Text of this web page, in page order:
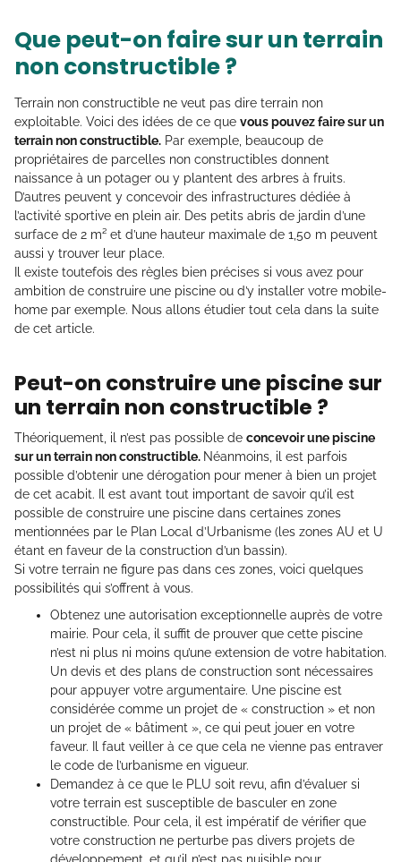
Que peut-on faire sur un terrain
non constructible ?
Terrain non constructible ne veut pas dire terrain non
exploitable. Voici des idées de ce que vous pouvez faire sur un
terrain non constructible. Par exemple, beaucoup de
propriétaires de parcelles non constructibles donnent
naissance à un potager ou y plantent des arbres à fruits.
D’autres peuvent y concevoir des infrastructures dédiée à
l’activité sportive en plein air. Des petits abris de jardin d’une
surface de 2 m² et d’une hauteur maximale de 1,50 m peuvent
aussi y trouver leur place.
Il existe toutefois des règles bien précises si vous avez pour
ambition de construire une piscine ou d’y installer votre mobile-
home par exemple. Nous allons étudier tout cela dans la suite
de cet article.
Peut-on construire une piscine sur
un terrain non constructible ?
Théoriquement, il n’est pas possible de concevoir une piscine
sur un terrain non constructible. Néanmoins, il est parfois
possible d’obtenir une dérogation pour mener à bien un projet
de cet acabit. Il est avant tout important de savoir qu’il est
possible de construire une piscine dans certaines zones
mentionnées par le Plan Local d’Urbanisme (les zones AU et U
étant en faveur de la construction d’un bassin).
Si votre terrain ne figure pas dans ces zones, voici quelques
possibilités qui s’offrent à vous.
Obtenez une autorisation exceptionnelle auprès de votre
mairie. Pour cela, il suffit de prouver que cette piscine
n’est ni plus ni moins qu’une extension de votre habitation.
Un devis et des plans de construction sont nécessaires
pour appuyer votre argumentaire. Une piscine est
considérée comme un projet de « construction » et non
un projet de « bâtiment », ce qui peut jouer en votre
faveur. Il faut veiller à ce que cela ne vienne pas entraver
le code de l’urbanisme en vigueur.
Demandez à ce que le PLU soit revu, afin d’évaluer si
votre terrain est susceptible de basculer en zone
constructible. Pour cela, il est impératif de vérifier que
votre construction ne perturbe pas divers projets de